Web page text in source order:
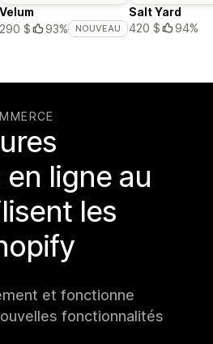
Velum
290 $
93% NOUVEAU
Salt Yard
420 $
94%
ligne au
les
et fonctionne
fonctionnalités